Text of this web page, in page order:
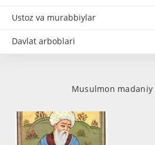
Ustoz va murabbiylar
Davlat arboblari
Musulmon madaniy